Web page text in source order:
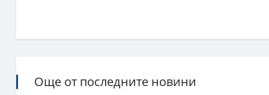
Още от последните новини